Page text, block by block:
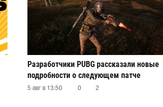
Разработчики PUBG рассказали новые
подробности о следующем патче
5 авг в 13:50 0 2